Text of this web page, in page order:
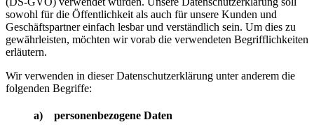
sowohl für die Öffentlichkeit als auch für unsere Kunden und
Geschäftspartner einfach lesbar und verständlich sein. Um dies zu
gewährleisten, möchten wir vorab die verwendeten Begrifflichkeiten
erläutern.
Wir verwenden in dieser Datenschutzerklärung unter anderem die
folgenden Begriffe:
a) personenbezogene Daten